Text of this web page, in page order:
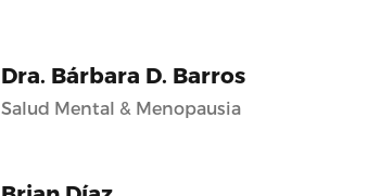
Dra. Bárbara D. Barros
Salud Mental & Menopausia